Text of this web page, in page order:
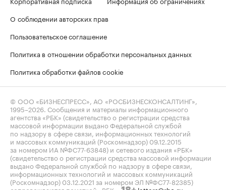
О соблюдении авторских прав
Пользовательское соглашение
Политика в отношении обработки персональных данных
Политика обработки файлов cookie
© ООО «БИЗНЕСПРЕСС», АО «РОСБИЗНЕСКОНСАЛТИНГ»,
1995–2026 . Сообщения и материалы информационного
агентства «РБК» (свидетельство о регистрации средства
массовой информации выдано Федеральной службой
по надзору в сфере связи, информационных технологий
и массовых коммуникаций (Роскомнадзор) 09.12.2015
за номером ИА №ФС77-63848) и сетевого издания «РБК»
(свидетельство о регистрации средства массовой информации
выдано Федеральной службой по надзору в сфере связи,
информационных технологий и массовых коммуникаций
(Роскомнадзор) 03.12.2021 за номером ЭЛ №ФС77-82385)